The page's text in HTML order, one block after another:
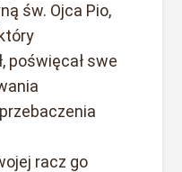
św. Ojca Pio,
poświęcał swe
racz go